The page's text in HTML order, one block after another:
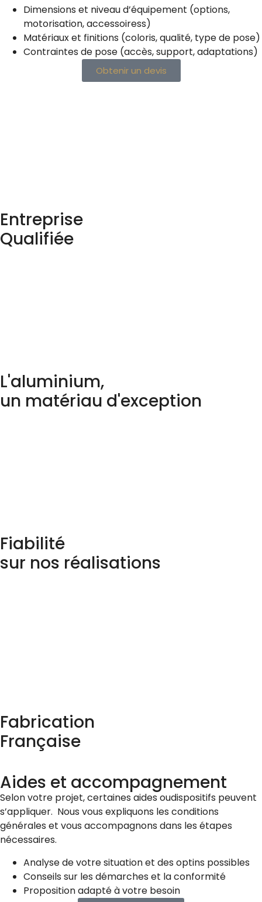
Dimensions et niveau d’équipement (options,
motorisation, accessoiress)
Matériaux et finitions (coloris, qualité, type de pose)
Contraintes de pose (accès, support, adaptations)
Obtenir un devis
Entreprise
Qualifiée
L'aluminium,
un matériau d'exception
Fiabilité
sur nos réalisations
Fabrication
Française
Aides et accompagnement
Selon votre projet, certaines aides oudispositifs peuvent
s’appliquer. Nous vous expliquons les conditions
générales et vous accompagnons dans les étapes
nécessaires.
Analyse de votre situation et des optins possibles
Conseils sur les démarches et la conformité
Proposition adapté à votre besoin